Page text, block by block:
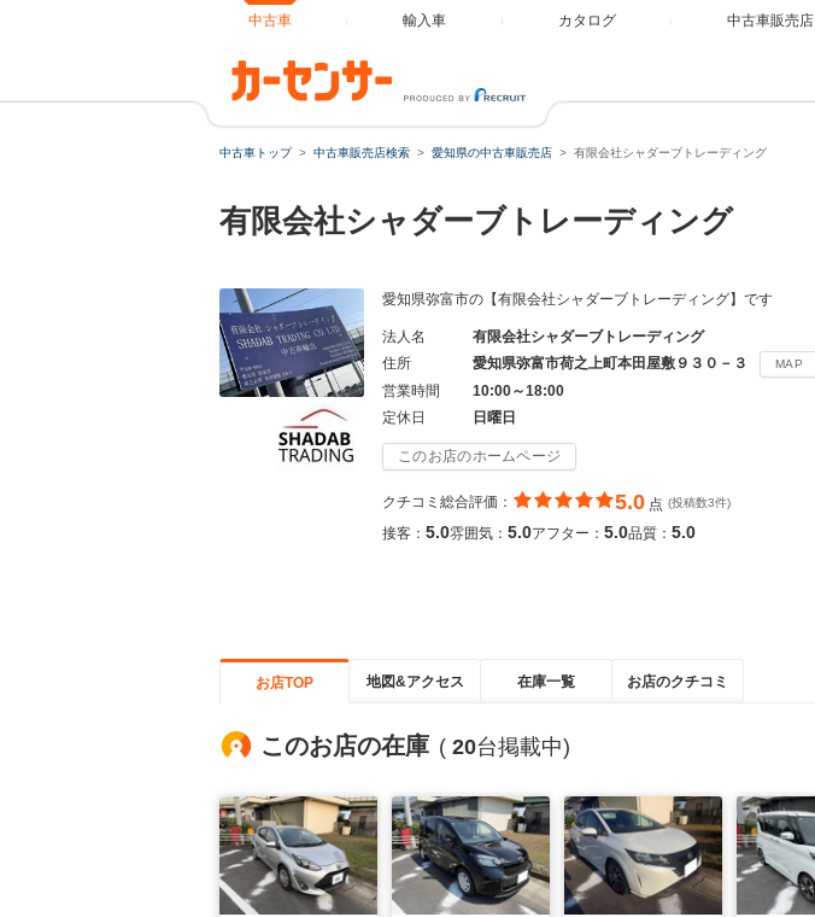
中古車 輸入車 カタログ 中古車販売店
中古車トップ 中古車販売店検索 愛知県の中古車販売店 有限会社シャダーブトレーディング
有限会社シャダーブトレーディング
愛知県弥富市の【有限会社シャダーブトレーディング】です
法人名
有限会社シャダーブトレーディング
住所
愛知県弥富市荷之上町本田屋敷９３０－３ MAP
営業時間
10:00～18:00
定休日
日曜日
このお店のホームページ
クチコミ総合評価： 5.0 点 (投稿数3件)
接客： 5.0雰囲気： 5.0アフター： 5.0品質： 5.0
お店TOP 地図&アクセス 在庫一覧 お店のクチコミ
このお店の在庫 ( 20台掲載中)